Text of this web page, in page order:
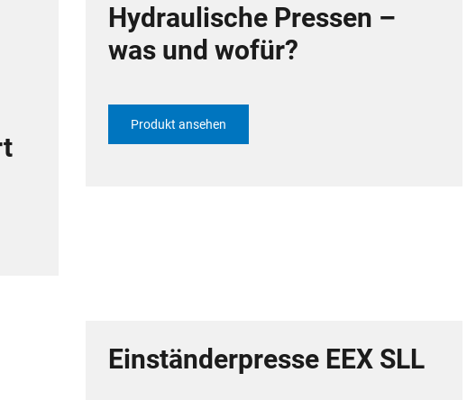
Hydraulische Pressen –
was und wofür?
Produkt ansehen
Einständerpresse EEX SLL